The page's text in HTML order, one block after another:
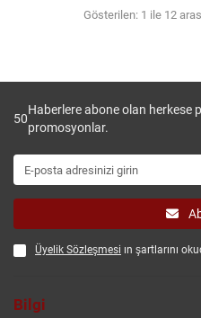
Gösterilen: 1 ile 12
50
Haberlere abone olan herkese
promosyonlar.
Üyelik Sözleşmesi ın şartlarını
Bilgi